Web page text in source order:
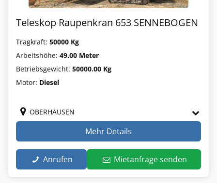
Teleskop Raupenkran 653 SENNEBOGEN
Tragkraft: 50000 Kg
Arbeitshöhe: 49.00 Meter
Betriebsgewicht: 50000.00 Kg
Motor: Diesel
OBERHAUSEN
Mehr Details
Anrufen Mietanfrage senden